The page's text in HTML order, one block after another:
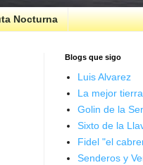
Nocturna
Blogs que sigo
Luis Alvarez
La mejor
Golin de la
Sixto de la
Fidel "el
Senderos y